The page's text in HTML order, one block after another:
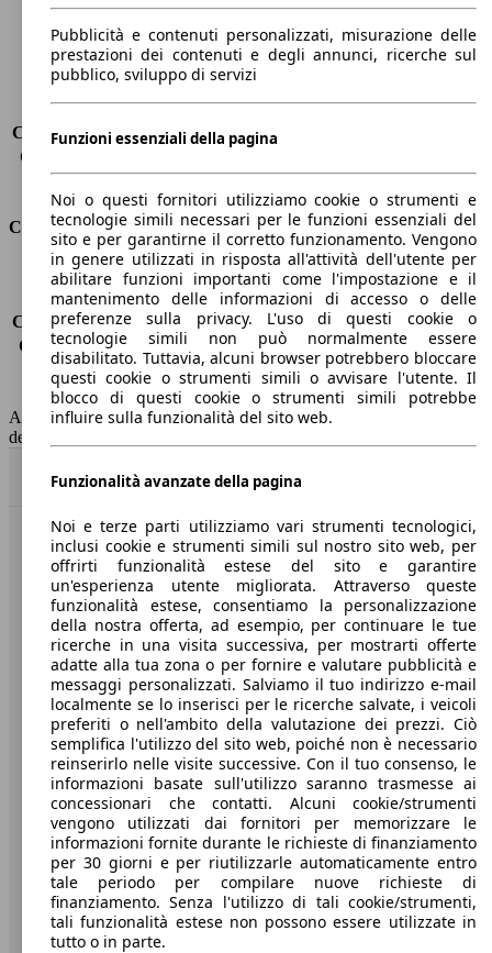
Peso massimo
-
Carico massimo
-
Porte
5
Sedili
5
Carico sul tetto
-
Capacità di traino (senza freni) -
Capacità di traino (con freni)
Volume del bagagliaio
Consumi
Emissioni di CO2*
-
Consumo (urbano)
-
Consumo (extra-urbano)
-
Consumo (combinato)*
Classe di emissione
Euro 6
Capacità del serbatoio
58 l
AutoScout24 non si assume alcuna responsabilità per la correttezza
dei dati.
Benvenuti su AutoScout24, il mercato auto europeo.
Società
A proposito di AutoScout24
Stampa
Media
Condizioni generali
Informazioni
Privacy
Dichiarazione di Accessibilità
Servizi
Pubblicità e contenuti personalizzati, misurazione delle
prestazioni dei contenuti e degli annunci, ricerche sul
pubblico, sviluppo di servizi
Funzioni essenziali della pagina
Noi o questi fornitori utilizziamo cookie o strumenti e
tecnologie simili necessari per le funzioni essenziali del
sito e per garantirne il corretto funzionamento. Vengono
in genere utilizzati in risposta all'attività dell'utente per
abilitare funzioni importanti come l'impostazione e il
mantenimento delle informazioni di accesso o delle
preferenze sulla privacy. L'uso di questi cookie o
tecnologie simili non può normalmente essere
disabilitato. Tuttavia, alcuni browser potrebbero bloccare
questi cookie o strumenti simili o avvisare l'utente. Il
blocco di questi cookie o strumenti simili potrebbe
influire sulla funzionalità del sito web.
Funzionalità avanzate della pagina
Noi e terze parti utilizziamo vari strumenti tecnologici,
inclusi cookie e strumenti simili sul nostro sito web, per
offrirti funzionalità estese del sito e garantire
un'esperienza utente migliorata. Attraverso queste
funzionalità estese, consentiamo la personalizzazione
della nostra offerta, ad esempio, per continuare le tue
ricerche in una visita successiva, per mostrarti offerte
adatte alla tua zona o per fornire e valutare pubblicità e
messaggi personalizzati. Salviamo il tuo indirizzo e-mail
localmente se lo inserisci per le ricerche salvate, i veicoli
preferiti o nell'ambito della valutazione dei prezzi. Ciò
semplifica l'utilizzo del sito web, poiché non è necessario
reinserirlo nelle visite successive. Con il tuo consenso, le
informazioni basate sull'utilizzo saranno trasmesse ai
concessionari che contatti. Alcuni cookie/strumenti
vengono utilizzati dai fornitori per memorizzare le
informazioni fornite durante le richieste di finanziamento
per 30 giorni e per riutilizzarle automaticamente entro
tale periodo per compilare nuove richieste di
finanziamento. Senza l'utilizzo di tali cookie/strumenti,
tali funzionalità estese non possono essere utilizzate in
tutto o in parte.